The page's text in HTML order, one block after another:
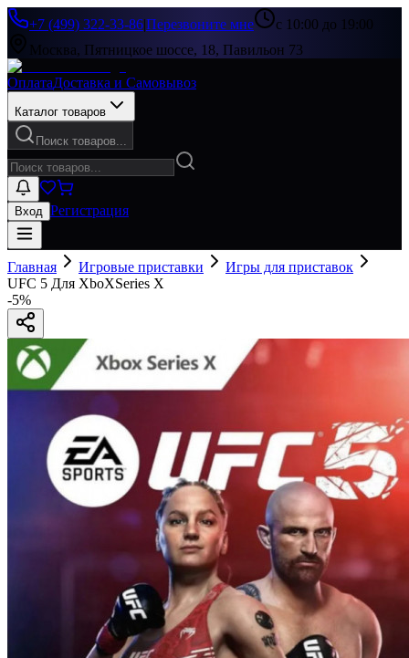
+7 (499) 322-33-86|Перезвоните мне
с 10:00 до 19:00
Москва, Пятницкое шоссе, 18, Павильон 73
ОплатаДоставка и Самовывоз
Каталог товаров
Поиск товаров...
Вход Регистрация
Главная Игровые приставки
Игры для приставок
UFC 5 Для XboXSeries X
-5%